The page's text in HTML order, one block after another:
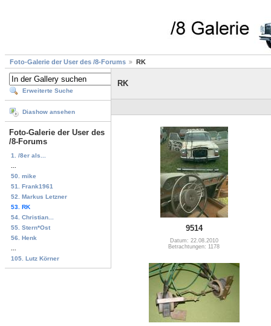
Foto-Galerie der User des /8-Forums RK
Erweiterte Suche
Diashow ansehen
Foto-Galerie der User des
/8-Forums
1. /8er als...
50. mike
51. Frank1961
52. Markus Letzner
53. RK
54. Christian...
55. Stern*Ost
56. Henk
105. Lutz Körner
RK
9514
Datum: 22.08.2010
Betrachtungen: 1178